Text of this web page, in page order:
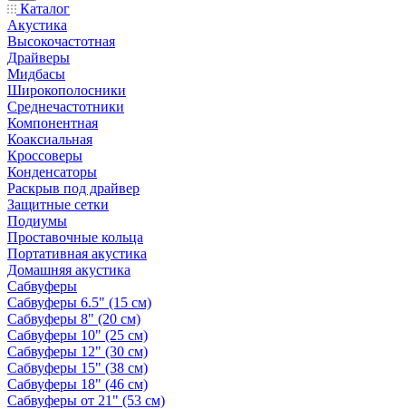
Каталог
Акустика
Высокочастотная
Драйверы
Мидбасы
Широкополосники
Среднечастотники
Компонентная
Коаксиальная
Кроссоверы
Конденсаторы
Раскрыв под драйвер
Защитные сетки
Подиумы
Проставочные кольца
Портативная акустика
Домашняя акустика
Сабвуферы
Сабвуферы 6.5" (15 см)
Сабвуферы 8" (20 см)
Сабвуферы 10" (25 см)
Сабвуферы 12" (30 см)
Сабвуферы 15" (38 см)
Сабвуферы 18" (46 см)
Сабвуферы от 21" (53 см)